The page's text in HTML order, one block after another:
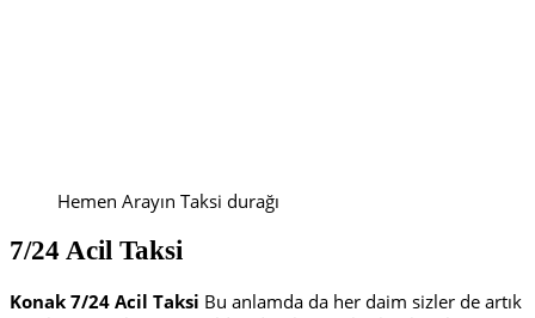
Hemen Arayın Taksi durağı
7/24 Acil Taksi
Konak 7/24 Acil Taksi Bu anlamda da her daim sizler de artık